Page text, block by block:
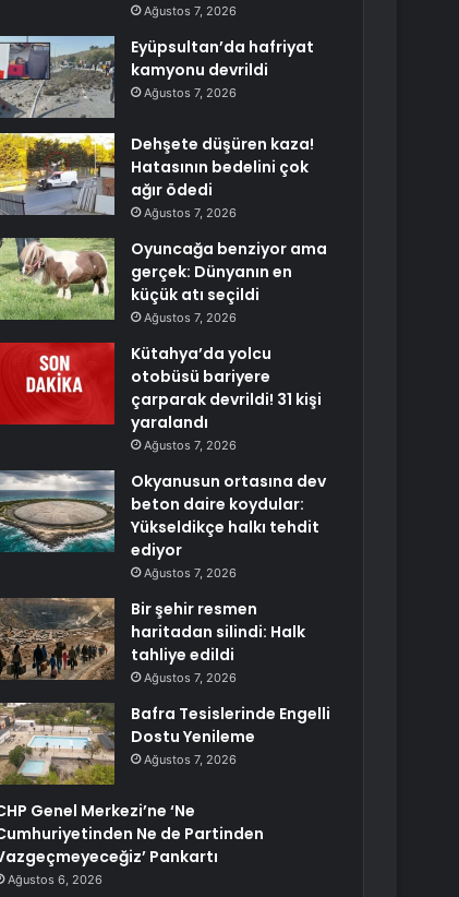
Ağustos 7, 2026
Eyüpsultan’da hafriyat
kamyonu devrildi
Ağustos 7, 2026
Dehşete düşüren kaza!
Hatasının bedelini çok
ağır ödedi
Ağustos 7, 2026
Oyuncağa benziyor ama
gerçek: Dünyanın en
küçük atı seçildi
Ağustos 7, 2026
Kütahya’da yolcu
otobüsü bariyere
çarparak devrildi! 31 kişi
yaralandı
Ağustos 7, 2026
Okyanusun ortasına dev
beton daire koydular:
Yükseldikçe halkı tehdit
ediyor
Ağustos 7, 2026
Bir şehir resmen
haritadan silindi: Halk
tahliye edildi
Ağustos 7, 2026
Bafra Tesislerinde Engelli
Dostu Yenileme
Ağustos 7, 2026
Genel Merkezi’ne ‘Ne
Ne de Partinden
Pankartı
Ağustos 6, 2026